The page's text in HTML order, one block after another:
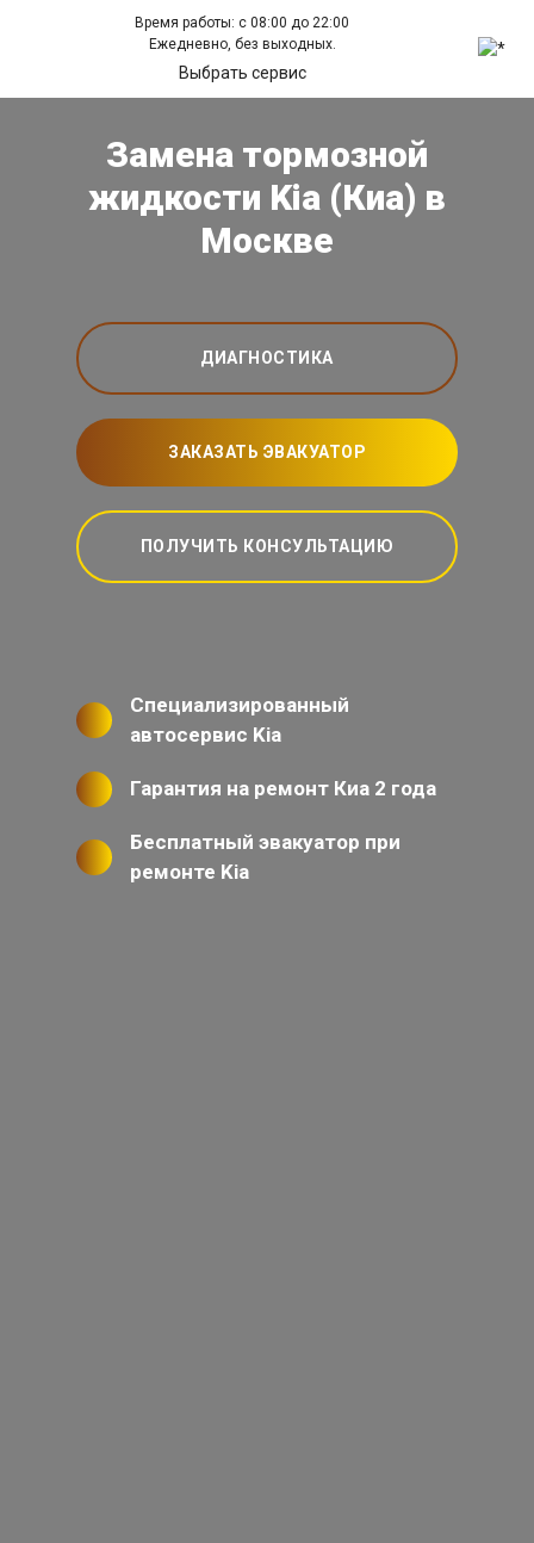
Время работы: с 08:00 до 22:00
Ежедневно, без выходных.
Выбрать сервис
Замена тормозной
жидкости Kia (Киа) в
Москве
ДИАГНОСТИКА
ЗАКАЗАТЬ ЭВАКУАТОР
ПОЛУЧИТЬ КОНСУЛЬТАЦИЮ
Специализированный
автосервис Kia
Гарантия на ремонт Киа 2 года
Бесплатный эвакуатор при
ремонте Kia